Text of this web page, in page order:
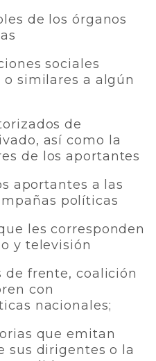
de los órganos
sociales
similares a algún
de
así como la
de los aportantes
aportantes a las
políticas
les corresponden
y televisión
de frente, coalición
con
nacionales;
que emitan
sus dirigentes o la